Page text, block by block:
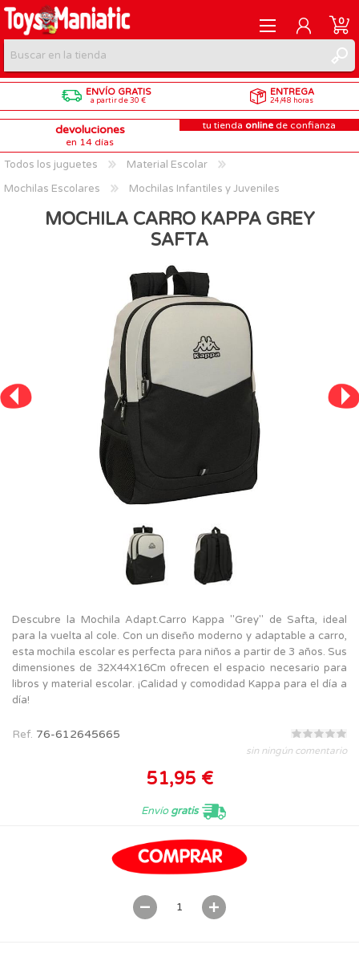
REGISTRARME
INICIAR SESIÓN
0
ENVÍO GRATIS
a partir de 30 €
ENTREGA
24/48 horas
devoluciones
en 14 días
tu tienda online de confianza
Todos los juguetes
Material Escolar
Mochilas Escolares
Mochilas Infantiles y Juveniles
MOCHILA CARRO KAPPA GREY
SAFTA
Descubre la Mochila Adapt.Carro Kappa "Grey" de Safta, ideal
para la vuelta al cole. Con un diseño moderno y adaptable a carro,
esta mochila escolar es perfecta para niños a partir de 3 años. Sus
dimensiones de 32X44X16Cm ofrecen el espacio necesario para
libros y material escolar. ¡Calidad y comodidad Kappa para el día a
día!
Ref. 76-612645665
sin ningún comentario
51,95 €
Envíogratis